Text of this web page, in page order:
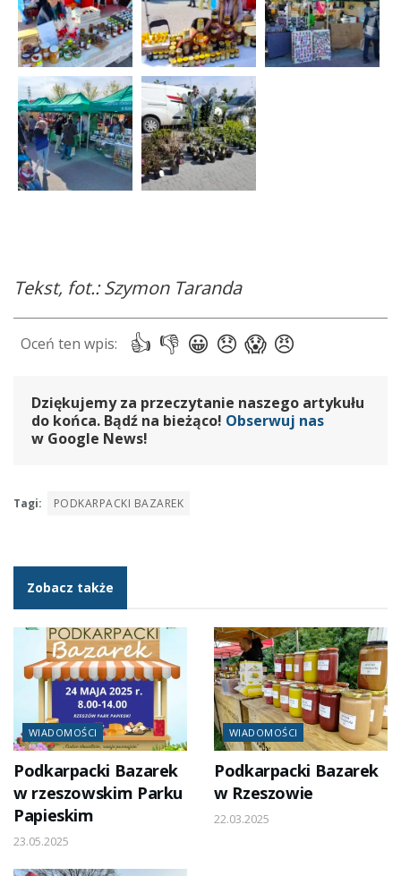
Tekst, fot.: Szymon Taranda
Dziękujemy za przeczytanie naszego artykułu
do końca. Bądź na bieżąco! Obserwuj nas
w Google News!
Tagi: PODKARPACKI BAZAREK
Zobacz także
WIADOMOŚCI
Podkarpacki Bazarek
w rzeszowskim Parku
Papieskim
23.05.2025
WIADOMOŚCI
Podkarpacki Bazarek
w Rzeszowie
22.03.2025